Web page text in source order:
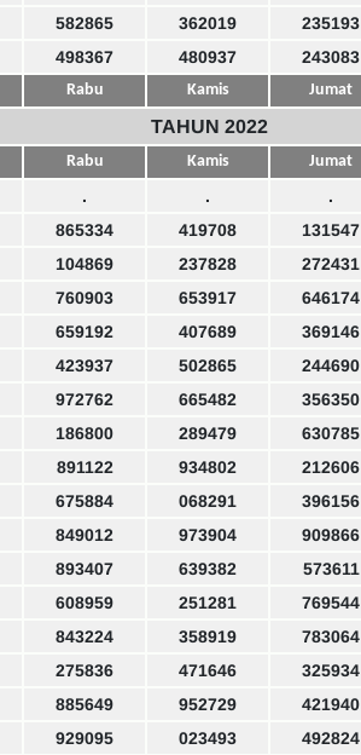
582865 362019 235193
498367 480937 243083
Rabu Kamis Jumat
TAHUN 2022
Rabu Kamis Jumat
. . .
865334 419708 131547
104869 237828 272431
760903 653917 646174
659192 407689 369146
423937 502865 244690
972762 665482 356350
186800 289479 630785
891122 934802 212606
675884 068291 396156
849012 973904 909866
893407 639382 573611
608959 251281 769544
843224 358919 783064
275836 471646 325934
885649 952729 421940
929095 023493 492824